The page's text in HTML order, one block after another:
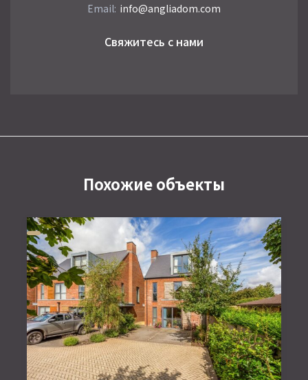
Email: info@angliadom.com
Свяжитесь с нами
Похожие объекты